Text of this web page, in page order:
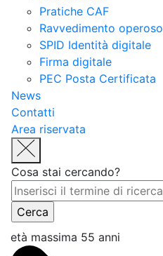
Pratiche CAF
Ravvedimento operoso
SPID Identità digitale
Firma digitale
PEC Posta Certificata
News
Contatti
Area riservata
Cosa stai cercando?
età massima 55 anni